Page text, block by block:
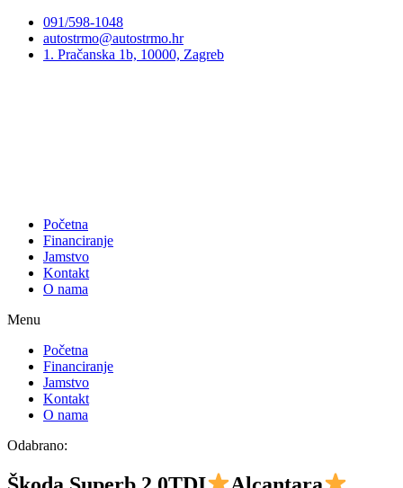
Preskoči
sadržaj
091/598-1048
autostrmo@autostrmo.hr
1. Pračanska 1b, 10000, Zagreb
Početna
Financiranje
Jamstvo
Kontakt
O nama
Menu
Početna
Financiranje
Jamstvo
Kontakt
O nama
Odabrano: